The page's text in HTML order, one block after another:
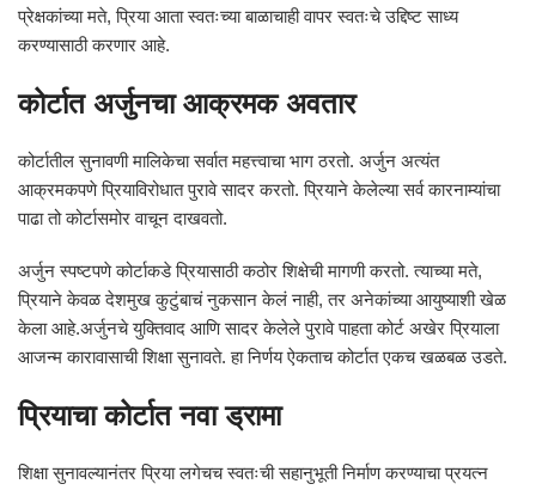
प्रेक्षकांच्या मते, प्रिया आता स्वतःच्या बाळाचाही वापर स्वतःचे उद्दिष्ट साध्य
करण्यासाठी करणार आहे.
कोर्टात अर्जुनचा आक्रमक अवतार
कोर्टातील सुनावणी मालिकेचा सर्वात महत्त्वाचा भाग ठरतो. अर्जुन अत्यंत
आक्रमकपणे प्रियाविरोधात पुरावे सादर करतो. प्रियाने केलेल्या सर्व कारनाम्यांचा
पाढा तो कोर्टासमोर वाचून दाखवतो.
अर्जुन स्पष्टपणे कोर्टाकडे प्रियासाठी कठोर शिक्षेची मागणी करतो. त्याच्या मते,
प्रियाने केवळ देशमुख कुटुंबाचं नुकसान केलं नाही, तर अनेकांच्या आयुष्याशी खेळ
केला आहे.अर्जुनचे युक्तिवाद आणि सादर केलेले पुरावे पाहता कोर्ट अखेर प्रियाला
आजन्म कारावासाची शिक्षा सुनावते. हा निर्णय ऐकताच कोर्टात एकच खळबळ उडते.
प्रियाचा कोर्टात नवा ड्रामा
शिक्षा सुनावल्यानंतर प्रिया लगेचच स्वतःची सहानुभूती निर्माण करण्याचा प्रयत्न